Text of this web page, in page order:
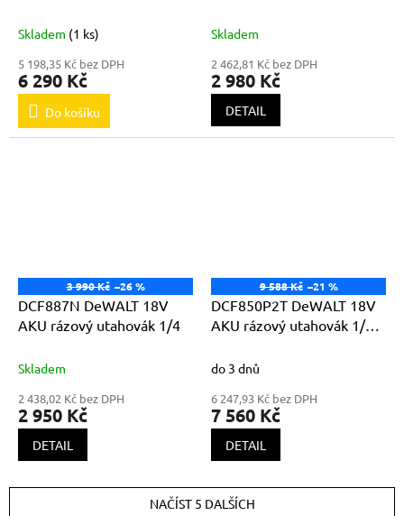
Skladem (1 ks)
5 198,35 Kč bez DPH
6 290 Kč
Do košíku
Skladem
2 462,81 Kč bez DPH
2 980 Kč
DETAIL
3 990 Kč –26 %
DCF887N DeWALT 18V
AKU rázový utahovák 1/4
Skladem
2 438,02 Kč bez DPH
2 950 Kč
DETAIL
9 588 Kč –21 %
DCF850P2T DeWALT 18V
AKU rázový utahovák 1/4"
do 3 dnů
6 247,93 Kč bez DPH
7 560 Kč
DETAIL
NAČÍST 5 DALŠÍCH